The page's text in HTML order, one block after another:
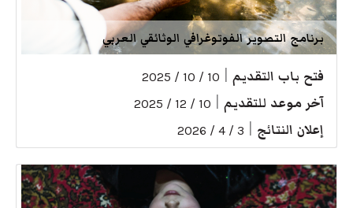
برنامج التصوير الفوتوغرافي الوثائقي العربي
فتح باب التقديم 10 / 10 / 2025
آخر موعد للتقديم 10 / 12 / 2025
إعلان النتائج 3 / 4 / 2026